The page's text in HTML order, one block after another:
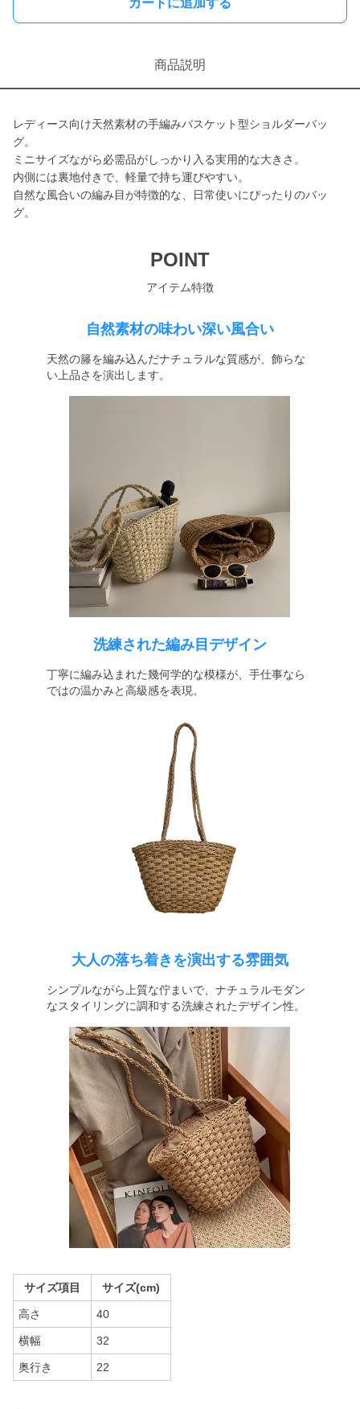
カートに追加する
商品説明
レディース向け天然素材の手編みバスケット型ショルダーバッ
グ。
ミニサイズながら必需品がしっかり入る実用的な大きさ。
内側には裏地付きで、軽量で持ち運びやすい。
自然な風合いの編み目が特徴的な、日常使いにぴったりのバッ
グ。
POINT
アイテム特徴
自然素材の味わい深い風合い
天然の籐を編み込んだナチュラルな質感が、飾らな
い上品さを演出します。
洗練された編み目デザイン
丁寧に編み込まれた幾何学的な模様が、手仕事なら
ではの温かみと高級感を表現。
大人の落ち着きを演出する雰囲気
シンプルながら上質な佇まいで、ナチュラルモダン
なスタイリングに調和する洗練されたデザイン性。
サイズ項目 サイズ(cm)
高さ 40
横幅 32
奥行き 22